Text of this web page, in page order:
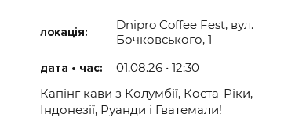
локація:
Dnipro Coffee Fest, вул.
Бочковського, 1
дата • час:
01.08.26 • 12:30
Капінг кави з Колумбії, Коста-Ріки,
Індонезії, Руанди і Гватемали!